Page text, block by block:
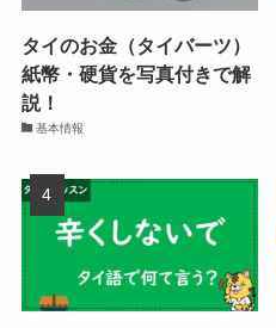
タイのお金（タイバーツ）
紙幣・硬貨を写真付きで解
説！
基本情報